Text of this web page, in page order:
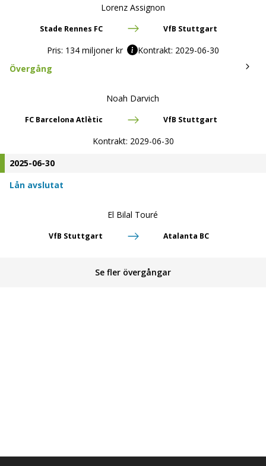
Lorenz Assignon
Stade Rennes FC VfB Stuttgart
Pris: 134 miljoner kr Kontrakt: 2029-06-30
Övergång
Noah Darvich
FC Barcelona Atlètic VfB Stuttgart
Kontrakt: 2029-06-30
2025-06-30
Lån avslutat
El Bilal Touré
VfB Stuttgart Atalanta BC
Se fler övergångar